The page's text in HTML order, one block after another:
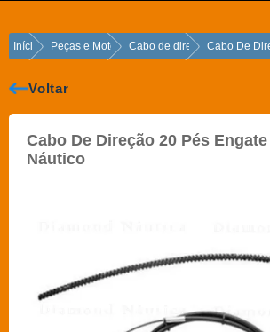
Início Peças e MotoresCabo de direçãoCabo De
Voltar
Cabo De Direção 20 Pés
Náutico